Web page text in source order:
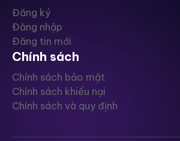
Đăng ký
Đăng nhập
Đăng tin mới
Chính sách
Chính sách bảo mật
Chính sách khiếu nại
Chính sách và quy định